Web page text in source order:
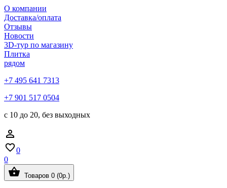
О компании
Доставка/оплата
Отзывы
Новости
3D-тур по магазину
Плитка
рядом
+7 495 641 7313
+7 901 517 0504
с 10 до 20, без выходных
0
0
Товаров 0 (0р.)